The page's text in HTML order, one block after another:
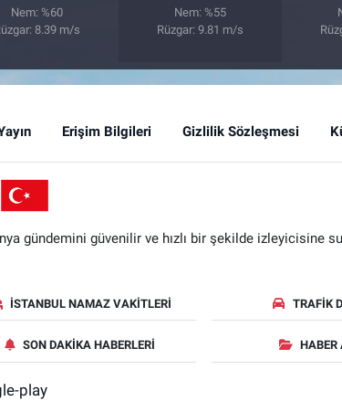
Nem: %60
8.39 m/s
Nem: %55
Rüzgar: 9.81 m/s
Erişim Bilgileri Gizlilik Sözleşmesi
gündemini güvenilir ve hızlı bir şekilde izleyicisine
İSTANBUL NAMAZ VAKITLERI TRAFIK
SON DAKIKA HABERLERI HABER